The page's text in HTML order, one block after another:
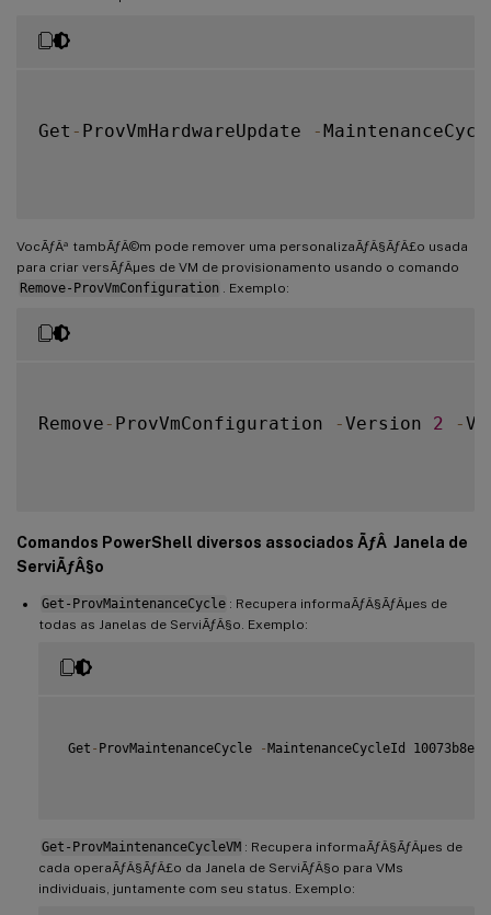
Get - ProvVmHardwareUpdate -
VocÃƒÂª tambÃƒÂ©m pode remover uma personalizaÃƒÂ§ÃƒÂ£o usada
para criar versÃƒÂµes de VM de provisionamento usando o comando
Remove-ProvVmConfiguration
. Exemplo:
Remove - ProvVmConfiguration -Version 2 -
Comandos PowerShell diversos associados ÃƒÂ Janela de
ServiÃƒÂ§o
Get-ProvMaintenanceCycle : Recupera informaÃƒÂ§ÃƒÂµes de
todas as Janelas de ServiÃƒÂ§o. Exemplo:
Get - ProvMaintenanceCycle -MaintenanceCycleId 10073b8e
Get-ProvMaintenanceCycleVM : Recupera informaÃƒÂ§ÃƒÂµes de
cada operaÃƒÂ§ÃƒÂ£o da Janela de ServiÃƒÂ§o para VMs
individuais, juntamente com seu status. Exemplo: